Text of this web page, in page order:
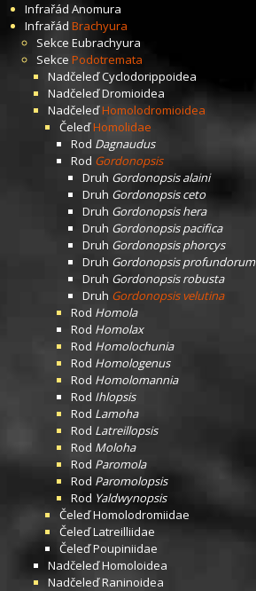
Infrařád Anomura
Infrařád Brachyura
Sekce Eubrachyura
Sekce Podotremata
NadčeleďCyclodorippoidea
NadčeleďDromioidea
NadčeleďHomolodromioidea
ČeleďHomolidae
Rod Dagnaudus
Rod Gordonopsis
Druh Gordonopsis alaini
Druh Gordonopsis ceto
Druh Gordonopsis hera
Druh Gordonopsis pacifica
Druh Gordonopsis phorcys
Druh Gordonopsis profundorum
Druh Gordonopsis robusta
Druh Gordonopsis velutina
Rod Homola
Rod Homolax
Rod Homolochunia
Rod Homologenus
Rod Homolomannia
Rod Ihlopsis
Rod Lamoha
Rod Latreillopsis
Rod Moloha
Rod Paromola
Rod Paromolopsis
Rod Yaldwynopsis
ČeleďHomolodromiidae
ČeleďLatreilliidae
ČeleďPoupiniidae
NadčeleďHomoloidea
NadčeleďRaninoidea